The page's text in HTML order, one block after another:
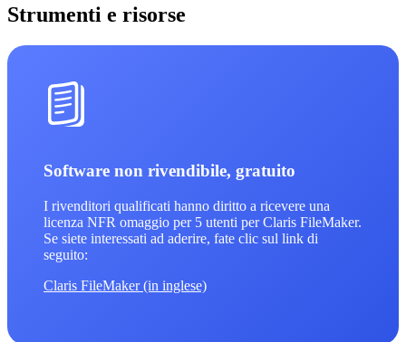
Strumenti e risorse
Software non rivendibile, gratuito
I rivenditori qualificati hanno diritto a ricevere una
licenza NFR omaggio per 5 utenti per Claris FileMaker.
Se siete interessati ad aderire, fate clic sul link di
seguito:
Claris FileMaker (in inglese)